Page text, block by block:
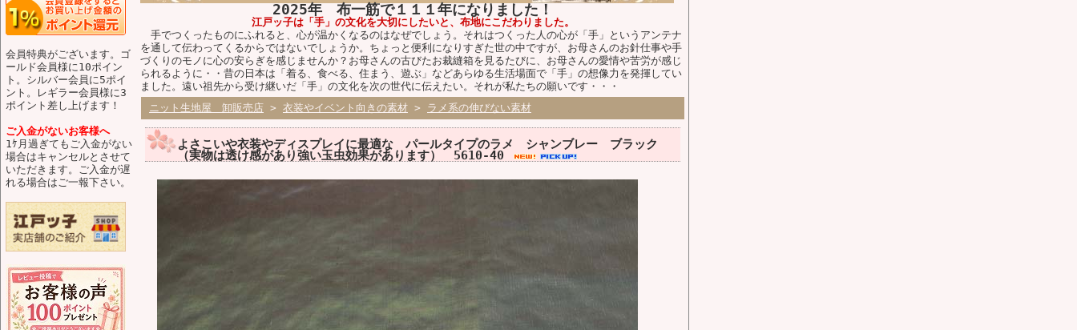
会員特典がございます。ゴ
ールド会員様に10ポイン
ト。シルバー会員に5ポイ
ント。レギラー会員様に3
ポイント差し上げます！
ご入金がないお客様へ
1ｹ月過ぎてもご入金がない
場合はキャンセルとさせて
いただきます。ご入金が遅
れる場合はご一報下さい。
2025年 布一筋で１１１年になりました！
江戸ッ子は「手」の文化を大切にしたいと、布地にこだわりました。
手でつくったものにふれると、心が温かくなるのはなぜでしょう。それはつくった人の心が「手」というアンテナ
を通して伝わってくるからではないでしょうか。ちょっと便利になりすぎた世の中ですが、お母さんのお針仕事や手
づくりのモノに心の安らぎを感じませんか？お母さんの古びたお裁縫箱を見るたびに、お母さんの愛情や苦労が感じ
られるように・・昔の日本は「着る、食べる、住まう、遊ぶ」などあらゆる生活場面で「手」の想像力を発揮してい
ました。遠い祖先から受け継いだ「手」の文化を次の世代に伝えたい。それが私たちの願いです・・・
ニット生地屋 卸販売店 > 衣装やイベント向きの素材 > ラメ系の伸びない素材
よさこいや衣装やディスプレイに最適な パールタイプのラメ シャンブレー ブラック
（実物は透け感があり強い玉虫効果があります） 5610-40